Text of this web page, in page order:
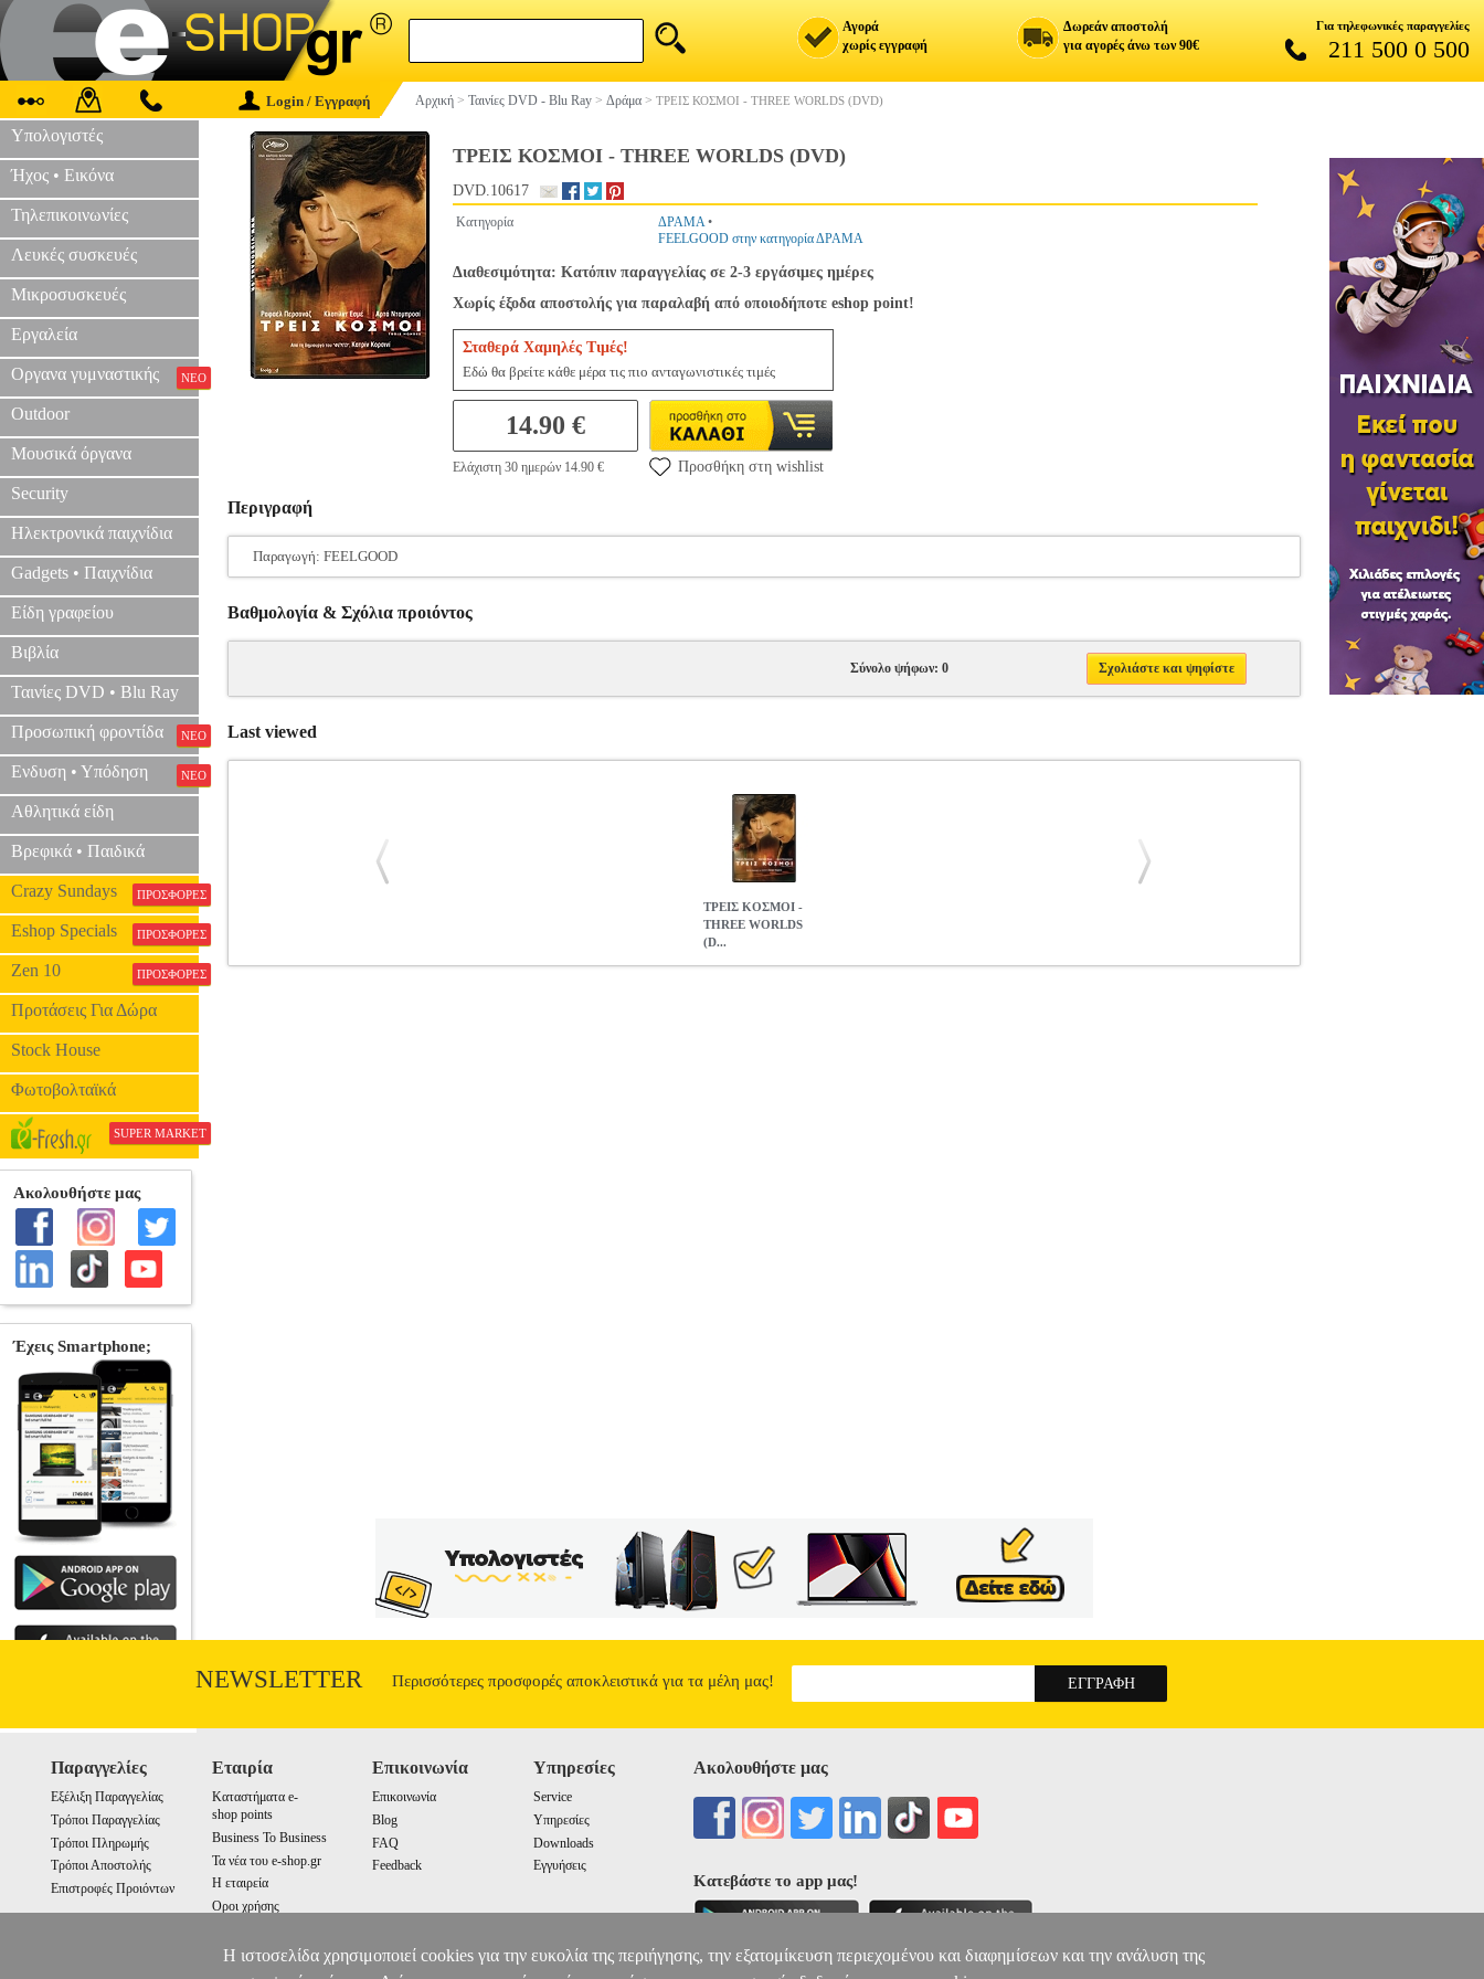
Αγορά
χωρίς εγγραφή
Δωρεάν αποστολή
για αγορές άνω των 90€
Για τηλεφωνικές παραγγελίες
211 500 0 500
Login / Εγγραφή Αρχική > Ταινίες DVD - Blu Ray > Δράμα > ΤΡΕΙΣ ΚΟΣΜΟΙ - THREE WORLDS (DVD)
Υπολογιστές
Ήχος • Εικόνα
Τηλεπικοινωνίες
Λευκές συσκευές
Μικροσυσκευές
Εργαλεία
Οργανα γυμναστικής ΝΕΟ
Outdoor
Μουσικά όργανα
Security
Ηλεκτρονικά παιχνίδια
Gadgets • Παιχνίδια
Είδη γραφείου
Βιβλία
Ταινίες DVD • Blu Ray
Προσωπική φροντίδα ΝΕΟ
Ενδυση • Υπόδηση ΝΕΟ
Αθλητικά είδη
Βρεφικά • Παιδικά
Crazy Sundays ΠΡΟΣΦΟΡΕΣ
Eshop Specials ΠΡΟΣΦΟΡΕΣ
Zen 10 ΠΡΟΣΦΟΡΕΣ
Προτάσεις Για Δώρα
Stock House
Φωτοβολταϊκά
SUPER MARKET
ΤΡΕΙΣ ΚΟΣΜΟΙ - THREE WORLDS (DVD)
DVD.10617
Κατηγορία ΔΡΑΜΑ•
FEELGOOD στην κατηγορία ΔΡΑΜΑ
Διαθεσιμότητα: Κατόπιν παραγγελίας σε 2-3 εργάσιμες ημέρες
Χωρίς έξοδα αποστολής για παραλαβή από οποιοδήποτε eshop point!
Σταθερά Χαμηλές Τιμές!
Εδώ θα βρείτε κάθε μέρα τις πιο ανταγωνιστικές τιμές
14.90 €
Ελάχιστη 30 ημερών 14.90 € Προσθήκη στη wishlist
Περιγραφή
Παραγωγή: FEELGOOD
Βαθμολογία & Σχόλια προιόντος
Σύνολο ψήφων: 0 Σχολιάστε και ψηφίστε
Last viewed
ΤΡΕΙΣ ΚΟΣΜΟΙ -
THREE WORLDS
(D...
NEWSLETTER Περισσότερες προσφορές αποκλειστικά για τα μέλη μας!
Παραγγελίες
Εξέλιξη Παραγγελίας
Τρόποι Παραγγελίας
Τρόποι Πληρωμής
Τρόποι Αποστολής
Επιστροφές Προιόντων
Εταιρία
Καταστήματα e-
shop points
Business To Business
Τα νέα του e-shop.gr
Η εταιρεία
Οροι χρήσης
Επικοινωνία
Επικοινωνία
Blog
FAQ
Feedback
Υπηρεσίες
Service
Υπηρεσίες
Downloads
Εγγυήσεις
Ακολουθήστε μας
Κατεβάστε το app μας!
Η ιστοσελίδα χρησιμοποιεί cookies για την ευκολία της περιήγησης, την εξατομίκευση περιεχομένου και διαφημίσεων και την ανάλυση της